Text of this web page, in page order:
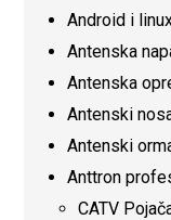
Android i
Antenska
Antenska
Antenski
Antenski
Anttron
CATV